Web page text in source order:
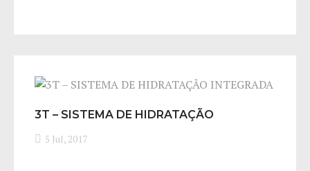
3T – SISTEMA DE HIDRATAÇÃO
INTEGRADA
5 Jul, 2017